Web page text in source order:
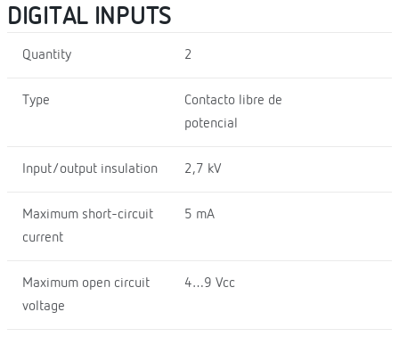
DIGITAL INPUTS
Quantity 2
Type
Contacto libre de
potencial
Input/output insulation 2,7 kV
Maximum short-circuit
current
5 mA
Maximum open circuit
voltage
4…9 Vcc